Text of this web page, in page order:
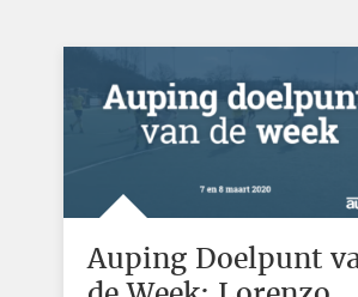
Auping Doelpunt